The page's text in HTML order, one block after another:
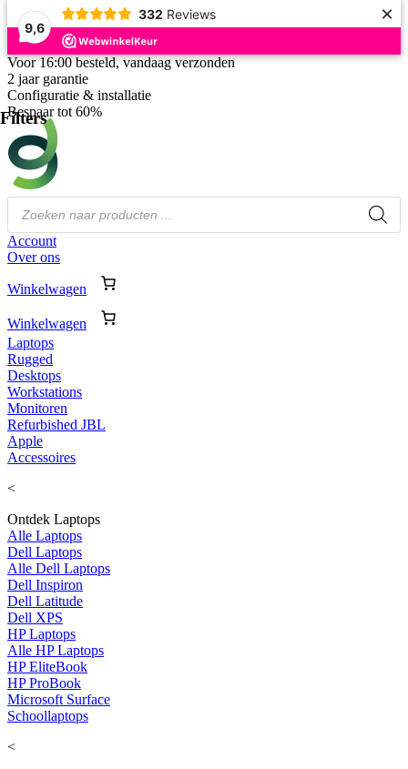
9,6
332 Reviews ×
Ga
naar
de
inhoud
Voor 16:00 besteld, vandaag verzonden
2 jaar garantie
Configuratie & installatie
Bespaar tot 60%
Producten
zoeken
Account
Over ons
Winkelwagen
Winkelwagen
Laptops
Rugged
Desktops
Workstations
Monitoren
Refurbished JBL
Apple
Accessoires
<
Ontdek Laptops
Alle Laptops
Dell Laptops
Alle Dell Laptops
Dell Inspiron
Dell Latitude
Dell XPS
HP Laptops
Alle HP Laptops
HP EliteBook
HP ProBook
Microsoft Surface
Schoollaptops
<
Filters